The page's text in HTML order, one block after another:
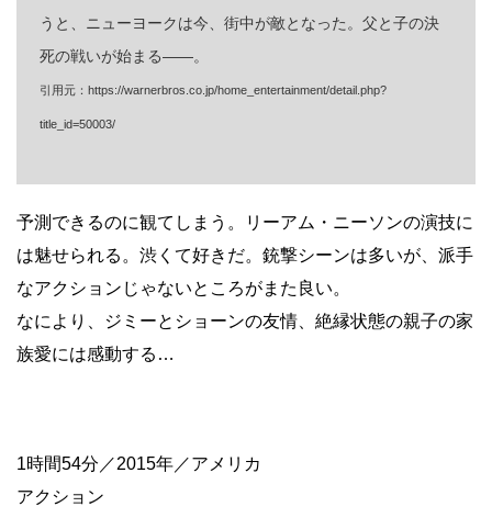
うと、ニューヨークは今、街中が敵となった。父と子の決
死の戦いが始まる――。
引用元：https://warnerbros.co.jp/home_entertainment/detail.php?
title_id=50003/
予測できるのに観てしまう。リーアム・ニーソンの演技に
は魅せられる。渋くて好きだ。銃撃シーンは多いが、派手
なアクションじゃないところがまた良い。
なにより、ジミーとショーンの友情、絶縁状態の親子の家
族愛には感動する…
1時間54分／2015年／アメリカ
アクション